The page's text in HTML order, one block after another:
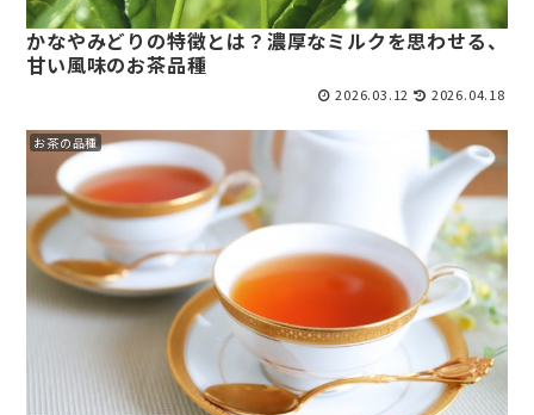
かなやみどりの特徴とは？濃厚なミルクを思わせる、
甘い風味のお茶品種
2026.03.12 2026.04.18
お茶の品種